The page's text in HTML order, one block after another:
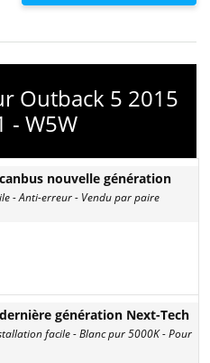
Outback 5 2015
- W5W
nouvelle génération
- Anti-erreur - Vendu par paire
génération Next-Tech
facile - Blanc pur 5000K - Pour